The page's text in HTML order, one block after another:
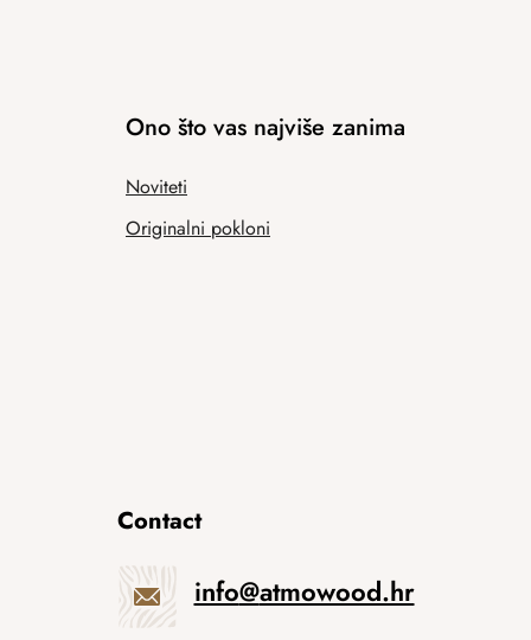
Ono što vas najviše zanima
Noviteti
Originalni pokloni
Contact
info@atmowood.hr